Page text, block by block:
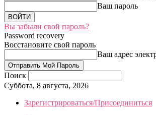
Ваш пароль
Вы забыли свой пароль?
Password recovery
Восстановите свой пароль
Ваш адрес
Поиск
Суббота, 8 августа, 2026
Зарегистрироваться/Присоединиться